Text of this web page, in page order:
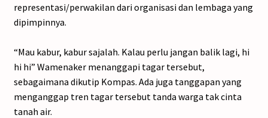
representasi/perwakilan dari organisasi dan lembaga yang
dipimpinnya.
“Mau kabur, kabur sajalah. Kalau perlu jangan balik lagi, hi
hi hi” Wamenaker menanggapi tagar tersebut,
sebagaimana dikutip Kompas. Ada juga tanggapan yang
menganggap tren tagar tersebut tanda warga tak cinta
tanah air.